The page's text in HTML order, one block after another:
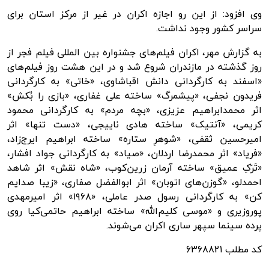
وی افزود: از این رو اجازه اکران در غیر از مرکز استان برای
سراسر کشور وجود نداشت.
به گزارش مهر، اکران فیلم‌های جشنواره بین المللی فیلم فجر از
روز گذشته در مازندران شروع شد و در این هشت روز فیلم‌های
«اسفند به کارگردانی دانش اقباشاوی، «خاتی» به کارگردانی
فریدون نجفی،«پیشمرگ» ساخته علی غفاری، «بازی را بُکش»
اثر محمدابراهیم عزیزی، «بچه مردم» به کارگردانی محمود
کریمی، «آنتیک» ساخته هادی ناییجی، «دست تنها» اثر
امیرحسین ثقفی، «شوهرِ ستاره» ساخته ابراهیم ایرج‌زاد،
«فریاد» اثر محمدرضا اردلان، «صیاد» به کارگردانی جواد افشار،
«تَرَکِ عمیق» ساخته آرمان زرین‌کوب، «شاه نقش» اثر شاهد
احمدلو، «گوزن‌های اتوبان» اثر ابوالفضل صفاری، «زیبا صدایم
کن» به کارگردانی رسول صدر عاملی، «۱۹۶۸» اثر امیرمهدی
پوروزیری و «موسی کلیم‌الله» ساخته ابراهیم حاتمی‌کیا روی
پرده سینما سپهر ساری اکران می‌شوند.
کد مطلب6368821